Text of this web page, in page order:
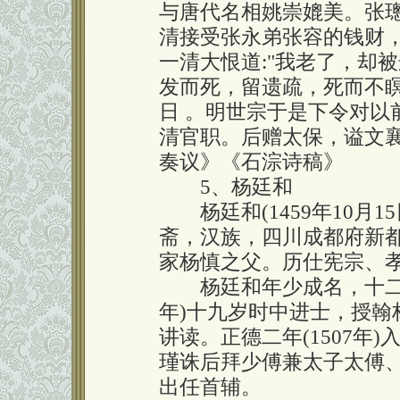
与唐代名相姚崇媲美。张
清接受张永弟张容的钱财
一清大恨道:"我老了，却
发而死，留遗疏，死而不
日 。明世宗于是下令对
清官职。后赠太保，谥文
奏议》《石淙诗稿》
5、杨廷和
杨廷和(1459年10月15
斋，汉族，四川成都府新
家杨慎之父。历仕宪宗、
杨廷和年少成名，十二
年)十九岁时中进士，授
讲读。正德二年(1507年)
瑾诛后拜少傅兼太子太傅
出任首辅。